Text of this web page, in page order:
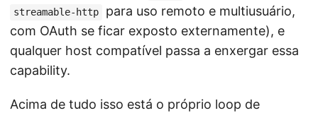
streamable-http
para uso remoto e multiusuário,
com OAuth se ficar exposto externamente), e
qualquer host compatível passa a enxergar essa
capability.
Acima de tudo isso está o próprio loop de